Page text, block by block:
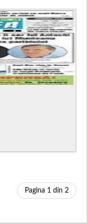
Pagina 1 din 2